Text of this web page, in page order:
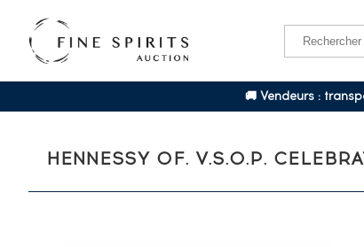
🚚 Vendeurs :
HENNESSY OF. V.S.O.P.